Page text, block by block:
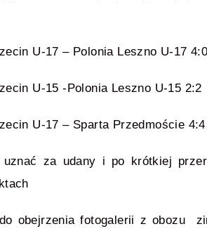
U-17 – Polonia Leszno U-17 4:0
U-15 -Polonia Leszno U-15 2:2
U-17 – Sparta Przedmoście 4:4
uznać za udany i po krótkiej
obejrzenia fotogalerii z obozu